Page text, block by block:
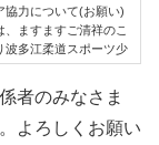
協力について(お願い)
ますますご清祥のこ
波多江柔道スポーツ少
、お礼申し上げます。
立され、おかげさま
ます。これも当時か
さまに支えられ、いま
者のみなさま
よろしくお願い